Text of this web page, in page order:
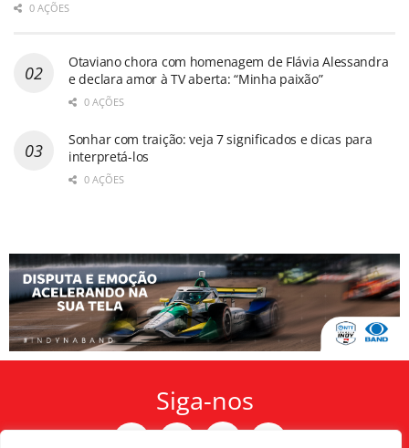
0 AÇÕES
Otaviano chora com homenagem de Flávia Alessandra
e declara amor à TV aberta: “Minha paixão”
0 AÇÕES
Sonhar com traição: veja 7 significados e dicas para
interpretá-los
0 AÇÕES
Siga-nos